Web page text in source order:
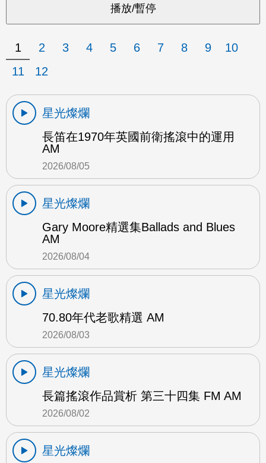
1 2 3 4 5 6 7 8 9
10
11
12
星光燦爛
長笛在1970年英國前衛搖滾中的運用
AM
2026/08/05
星光燦爛
Gary Moore精選集Ballads and Blues
AM
2026/08/04
星光燦爛
70.80年代老歌精選 AM
2026/08/03
星光燦爛
長篇搖滾作品賞析 第三十四集 FM AM
2026/08/02
星光燦爛